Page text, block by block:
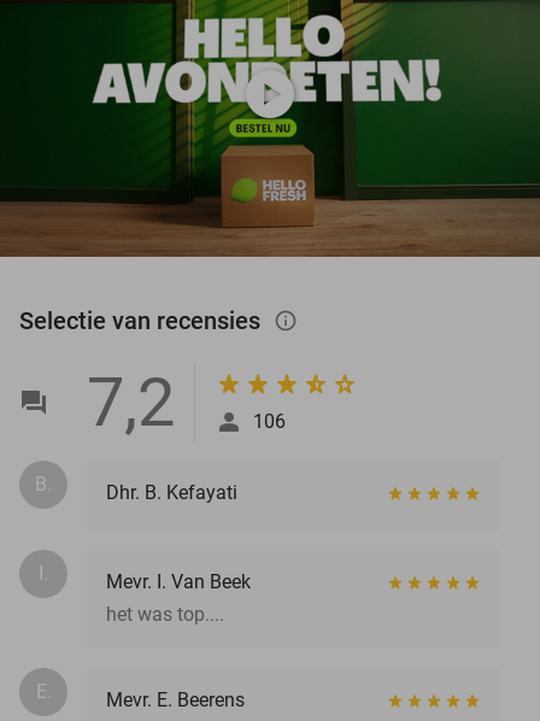
play_circle
Selectie van recensies info_outlined
7,2 106
B. Dhr. B. Kefayati
I.
Mevr. I. Van Beek
het was top....
E. Mevr. E. Beerens